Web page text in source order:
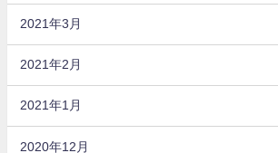
2021年3月
2021年2月
2021年1月
2020年12月